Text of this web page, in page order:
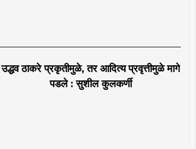
उद्धव ठाकरे प्रकृतीमुळे, तर आदित्य प्रवृत्तीमुळे मागे
पडले : सुशील कुलकर्णी